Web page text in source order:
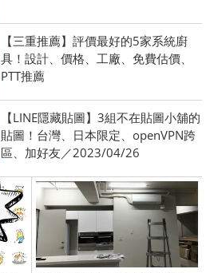
【三重推薦】評價最好的5家系統廚
具！設計、價格、工廠、免費估價、
PTT推薦
【LINE隱藏貼圖】3組不在貼圖小舖的
貼圖！台灣、日本限定、openVPN跨
區、加好友／2023/04/26